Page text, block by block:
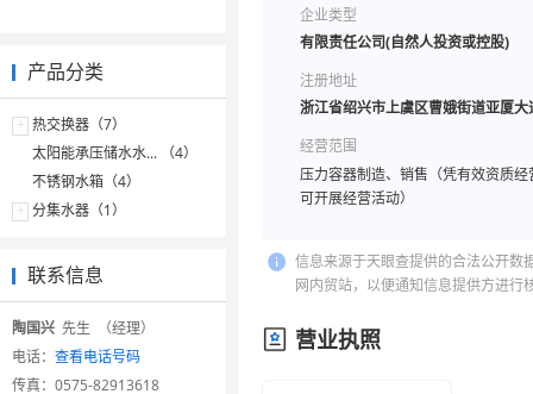
产品分类
+ 热交换器（7）
太阳能承压储水水... （4）
不锈钢水箱（4）
+ 分集水器（1）
联系信息
陶国兴 先生 （经理）
电话： 查看电话号码
传真： 0575-82913618
企业类型
有限责任公司(自然人投资或控股)
注册地址
浙江省绍兴市上虞区曹娥街道亚厦
经营范围
压力容器制造、销售（凭有效资质
可开展经营活动）
信息来源于天眼查提供的合法公开数
网内贸站，以便通知信息提供方进行
营业执照